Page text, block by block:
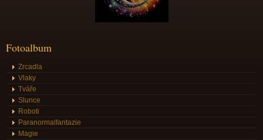
Fotoalbum
Zrcadla
Vlaky
Tváře
Slunce
Roboti
Paranormalfantazie
Magie